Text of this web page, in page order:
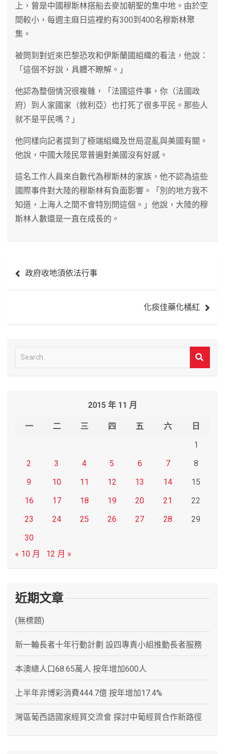
上，曾是中國穆斯林搭船去麥加朝聖的集中地。由於空
間較小，每週主麻日這裡約有300到400名穆斯林聚
集。
被問到對近來巴黎恐攻和伊斯蘭國組織的看法，他說：
「這個不好說，具體不瞭解。」
他認為整個情況很複雜，「法國這件事，你（法國政
府）到人家國家（敘利亞）也打死了很多平民。那些人
就不是平民嗎？」
他同樣向記者提到了極端組織及世局混亂與美國有關。
他說，中國大陸民眾普遍對美國沒有好感。
這名工作人員來自數代為穆斯林的家族，他不認為這些
國際事件對大陸的穆斯林有負面影響。「別的地方我不
知道，上海人之間不會特別問這個。」他說，大陸的穆
斯林人數還是一直在成長的。
章 政府收地須依法行事
化痰佳藥化橘紅
e
2015 年 11 月
一 二 三 四 五 六
日
1
2
3 4 5 6 7
8
9
10 11 12 13 14
15
16
17 18 19 20 21
22
23
24 25 26 27 28
29
30
« 10 月
12 月 »
近期文章
(無標題)
新一輪長者十年行動計劃 設四專責小組推動長者服務
本澳總人口68.65萬人 按年增加600人
上半年非博彩消費444.7億 按年增加17.4%
灣區葡西語國家經貿交流會 探討中葡經貿合作新路徑